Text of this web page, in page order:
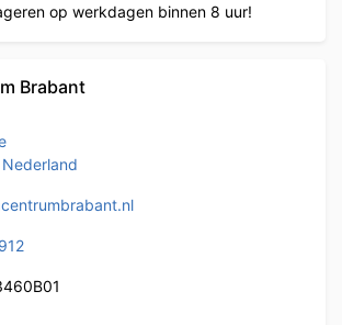
op werkdagen binnen 8 uur!
Brabant